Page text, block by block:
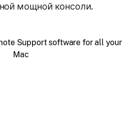
мощной консоли.